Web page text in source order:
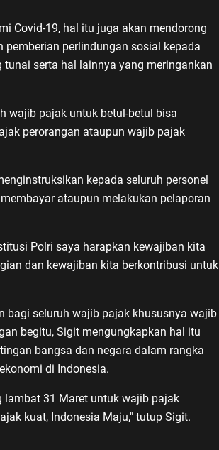
Covid-19, hal itu juga akan mendorong
perlindungan sosial kepada
serta hal lainnya yang meringankan
wajib pajak untuk betul-betul bisa
perorangan ataupun wajib pajak
kepada seluruh personel
ataupun melakukan pelaporan
Polri saya harapkan kewajiban kita
dan kewajiban kita berkontribusi untuk
bagi seluruh wajib pajak khususnya wajib
begitu, Sigit mengungkapkan hal itu
bangsa dan negara dalam rangka
di Indonesia.
lambat 31 Maret untuk wajib pajak
kuat, Indonesia Maju," tutup Sigit.